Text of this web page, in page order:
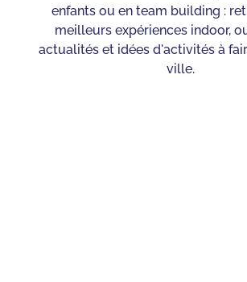
enfants ou en team building :
meilleurs expériences indoor,
actualités et idées d'activités à
ville.